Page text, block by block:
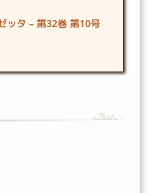
ッタ – 第32巻 第10号